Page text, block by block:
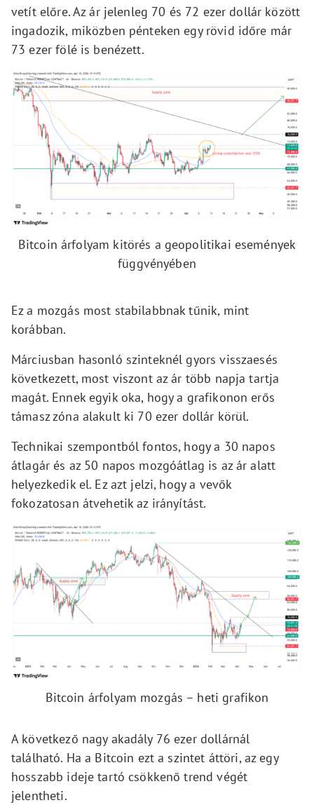
vetít előre. Az ár jelenleg 70 és 72 ezer dollár között
ingadozik, miközben pénteken egy rövid időre már
73 ezer fölé is benézett.
Bitcoin árfolyam kitörés a geopolitikai események
függvényében
Ez a mozgás most stabilabbnak tűnik, mint
korábban.
Márciusban hasonló szinteknél gyors visszaesés
következett, most viszont az ár több napja tartja
magát. Ennek egyik oka, hogy a grafikonon erős
támasz zóna alakult ki 70 ezer dollár körül.
Technikai szempontból fontos, hogy a 30 napos
átlagár és az 50 napos mozgóátlag is az ár alatt
helyezkedik el. Ez azt jelzi, hogy a vevők
fokozatosan átvehetik az irányítást.
Bitcoin árfolyam mozgás – heti grafikon
A következő nagy akadály 76 ezer dollárnál
található. Ha a Bitcoin ezt a szintet áttöri, az egy
hosszabb ideje tartó csökkenő trend végét
jelentheti.